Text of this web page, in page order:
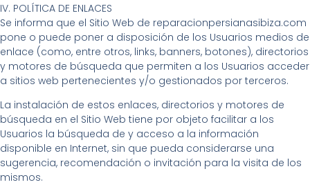
IV. POLÍTICA DE ENLACES
Se informa que el Sitio Web de reparacionpersianasibiza.com
pone o puede poner a disposición de los Usuarios medios de
enlace (como, entre otros, links, banners, botones), directorios
y motores de búsqueda que permiten a los Usuarios acceder
a sitios web pertenecientes y/o gestionados por terceros.
La instalación de estos enlaces, directorios y motores de
búsqueda en el Sitio Web tiene por objeto facilitar a los
Usuarios la búsqueda de y acceso a la información
disponible en Internet, sin que pueda considerarse una
sugerencia, recomendación o invitación para la visita de los
mismos.